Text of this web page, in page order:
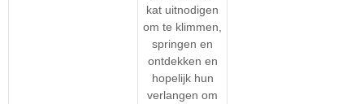
kat uitnodigen
om te klimmen,
springen en
ontdekken en
hopelijk hun
verlangen om